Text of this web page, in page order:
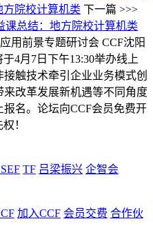
院校计算机类 下一篇 >>>
课总结：地方院校计算机类
用前景专题研讨会 CCF沈阳
4月7日下午13:30举办线上
触技术牵引企业业务模式创
改革发展新机遇等不同角度
名。论坛向CCF会员免费开
！
TF 吕梁振兴 企智会
加入CCF 会员交费 合作伙